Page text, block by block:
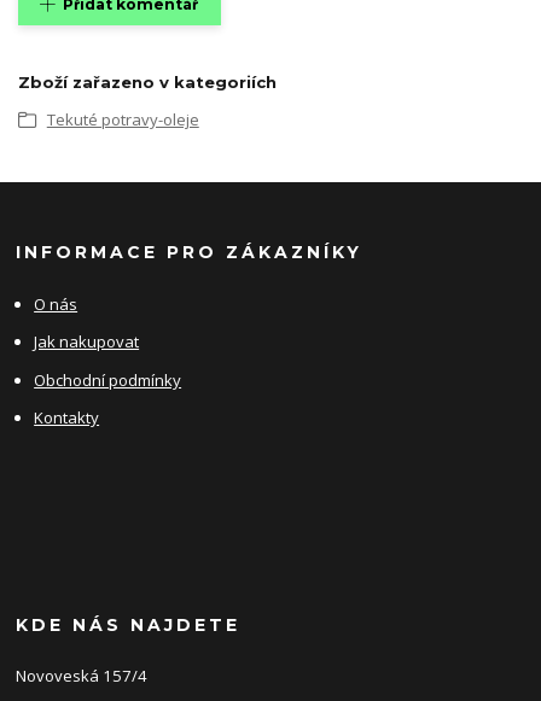
Přidat komentář
Zboží zařazeno v kategoriích
Tekuté potravy-oleje
INFORMACE PRO ZÁKAZNÍKY
O nás
Jak nakupovat
Obchodní podmínky
Kontakty
KDE NÁS NAJDETE
Novoveská 157/4